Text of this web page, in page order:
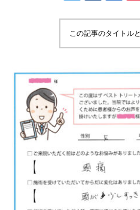
この記事のタイトル